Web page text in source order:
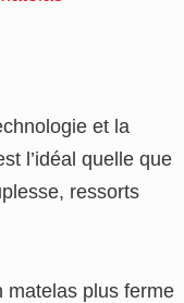
et la
l’idéal quelle que
ressorts
matelas plus ferme